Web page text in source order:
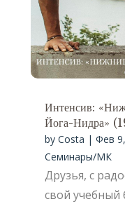
Интенсив:
Йога-Нидра»
by Costa | Фев
Семинары/МК
Друзья, с
свой учебный